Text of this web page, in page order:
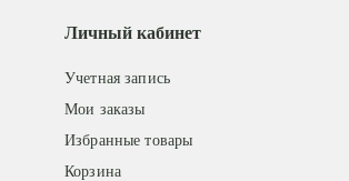
Личный кабинет
Учетная запись
Мои заказы
Избранные товары
Корзина